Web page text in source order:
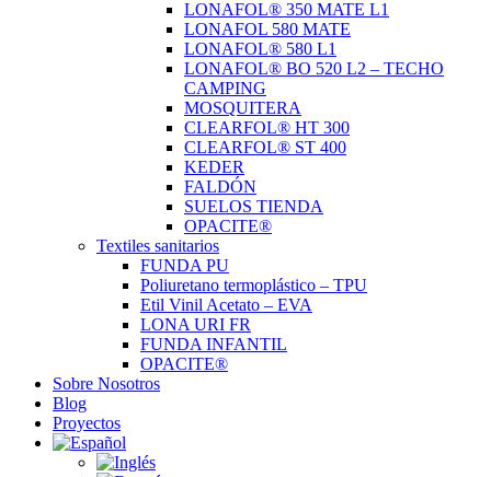
LONAFOL® 350 MATE L1
LONAFOL 580 MATE
LONAFOL® 580 L1
LONAFOL® BO 520 L2 – TECHO
CAMPING
MOSQUITERA
CLEARFOL® HT 300
CLEARFOL® ST 400
KEDER
FALDÓN
SUELOS TIENDA
OPACITE®
Textiles sanitarios
FUNDA PU
Poliuretano termoplástico – TPU
Etil Vinil Acetato – EVA
LONA URI FR
FUNDA INFANTIL
OPACITE®
Sobre Nosotros
Blog
Proyectos